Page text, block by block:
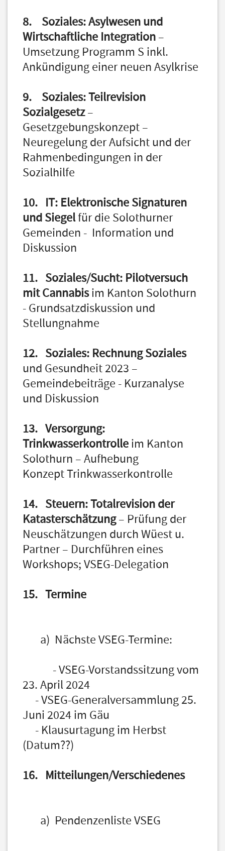
8. Soziales: Asylwesen und
Wirtschaftliche Integration–
Umsetzung Programm S inkl.
Ankündigung einer neuen Asylkrise
9. Soziales: Teilrevision
Sozialgesetz–
Gesetzgebungskonzept –
Neuregelung der Aufsicht und der
Rahmenbedingungen in der
Sozialhilfe
10. IT: Elektronische Signaturen
und Siegelfür die Solothurner
Gemeinden - Information und
Diskussion
11. Soziales/Sucht: Pilotversuch
mit Cannabisim Kanton Solothurn
- Grundsatzdiskussion und
Stellungnahme
12. Soziales: Rechnung Soziales
und Gesundheit 2023 –
Gemeindebeiträge - Kurzanalyse
und Diskussion
13. Versorgung:
Trinkwasserkontrolleim Kanton
Solothurn – Aufhebung
Konzept Trinkwasserkontrolle
14. Steuern: Totalrevision der
Katasterschätzung– Prüfung der
Neuschätzungen durch Wüest u.
Partner – Durchführen eines
Workshops; VSEG-Delegation
15. Termine
a) Nächste VSEG-Termine:
- VSEG-Vorstandssitzung vom
23. April 2024
- VSEG-Generalversammlung 25.
Juni 2024 im Gäu
- Klausurtagung im Herbst
(Datum??)
16. Mitteilungen/Verschiedenes
a) Pendenzenliste VSEG